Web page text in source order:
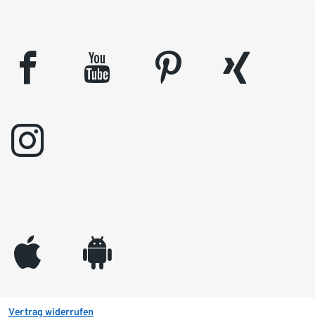
facebook youtube pinterest
xing
instagram
appleinc android
Vertrag widerrufen